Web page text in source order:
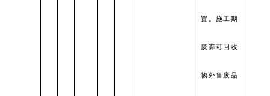
置。施工期
废弃可回收
物外售废品